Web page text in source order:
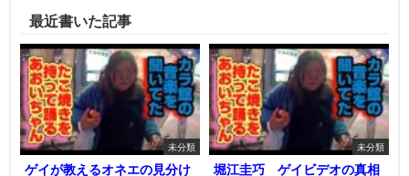
最近書いた記事
未分類
ゲイが教えるオネエの見分け
未分類
堀江圭巧 ゲイビデオの真相